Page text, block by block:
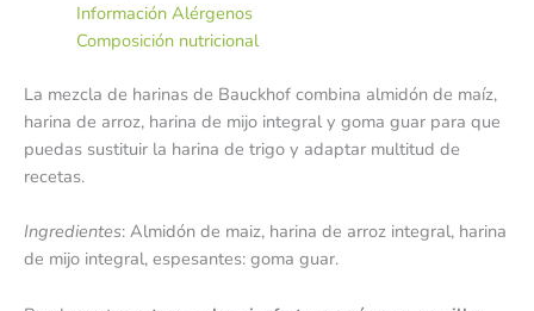
Información Alérgenos
Composición nutricional
La mezcla de harinas de Bauckhof combina almidón de maíz,
harina de arroz, harina de mijo integral y goma guar para que
puedas sustituir la harina de trigo y adaptar multitud de
recetas.
Ingredientes: Almidón de maiz, harina de arroz integral, harina
de mijo integral, espesantes: goma guar.